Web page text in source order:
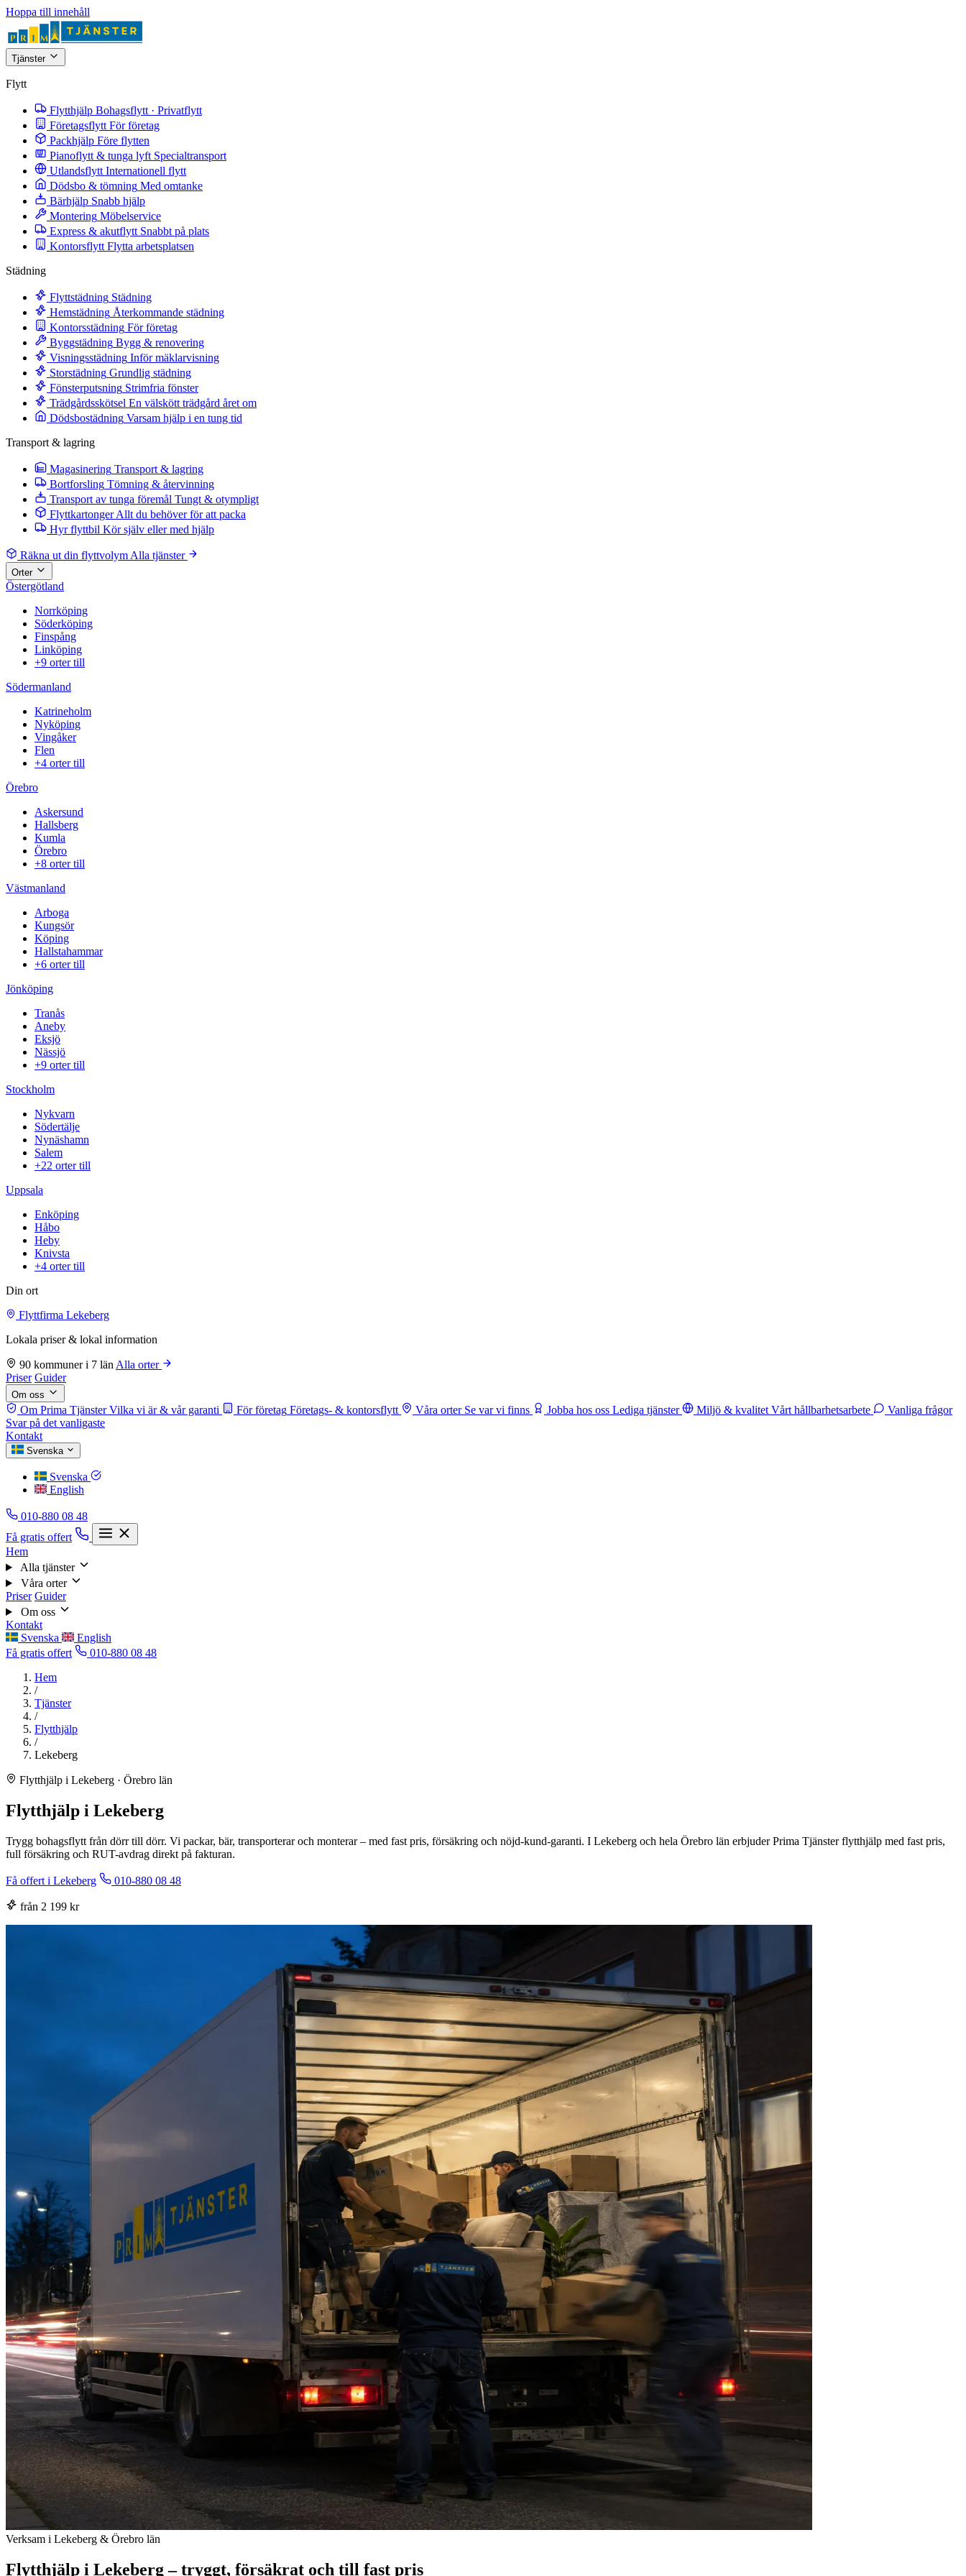
Hoppa till innehåll
Tjänster
Flytt
Flytthjälp Bohagsflytt · Privatflytt
Företagsflytt För företag
Packhjälp Före flytten
Pianoflytt & tunga lyft Specialtransport
Utlandsflytt Internationell flytt
Dödsbo & tömning Med omtanke
Bärhjälp Snabb hjälp
Montering Möbelservice
Express & akutflytt Snabbt på plats
Kontorsflytt Flytta arbetsplatsen
Städning
Flyttstädning Städning
Hemstädning Återkommande städning
Kontorsstädning För företag
Byggstädning Bygg & renovering
Visningsstädning Inför mäklarvisning
Storstädning Grundlig städning
Fönsterputsning Strimfria fönster
Trädgårdsskötsel En välskött trädgård året om
Dödsbostädning Varsam hjälp i en tung tid
Transport & lagring
Magasinering Transport & lagring
Bortforsling Tömning & återvinning
Transport av tunga föremål Tungt & otympligt
Flyttkartonger Allt du behöver för att packa
Hyr flyttbil Kör själv eller med hjälp
Räkna ut din flyttvolym Alla tjänster
Orter
Östergötland
Norrköping
Söderköping
Finspång
Linköping
+9 orter till
Södermanland
Katrineholm
Nyköping
Vingåker
Flen
+4 orter till
Örebro
Askersund
Hallsberg
Kumla
Örebro
+8 orter till
Västmanland
Arboga
Kungsör
Köping
Hallstahammar
+6 orter till
Jönköping
Tranås
Aneby
Eksjö
Nässjö
+9 orter till
Stockholm
Nykvarn
Södertälje
Nynäshamn
Salem
+22 orter till
Uppsala
Enköping
Håbo
Heby
Knivsta
+4 orter till
Din ort
Flyttfirma Lekeberg
Lokala priser & lokal information
90 kommuner i 7 län Alla orter
Priser Guider
Om oss
Om Prima Tjänster Vilka vi är & vår garanti För företag Företags- & kontorsflytt Våra orter Se var vi finns Jobba hos oss Lediga tjänster Miljö & kvalitet Vårt hållbarhetsarbete
Vanliga frågor
Svar på det vanligaste
Kontakt
Svenska
Svenska
English
010-880 08 48
Få gratis offert
Hem
Alla tjänster
Våra orter
Priser Guider
Om oss
Kontakt
Svenska
English
Få gratis offert
010-880 08 48
Hem
/
Tjänster
/
Flytthjälp
/
Lekeberg
Flytthjälp i Lekeberg · Örebro län
Flytthjälp i Lekeberg
Trygg bohagsflytt från dörr till dörr. Vi packar, bär, transporterar och monterar – med fast pris, försäkring och nöjd-kund-garanti. I Lekeberg och hela Örebro län erbjuder Prima Tjänster flytthjälp med fast pris,
full försäkring och RUT-avdrag direkt på fakturan.
Få offert i Lekeberg 010-880 08 48
från 2 199 kr
Verksam i Lekeberg & Örebro län
Flytthjälp i Lekeberg – tryggt, försäkrat och till fast pris